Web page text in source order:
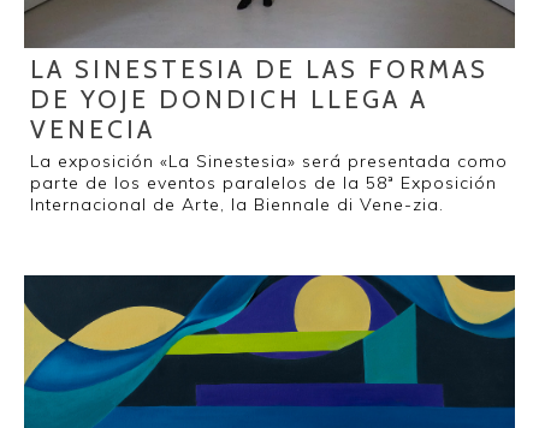
LA SINESTESIA DE LAS FORMAS
DE YOJE DONDICH LLEGA A
VENECIA
La exposición «La Sinestesia» será presentada como
parte de los eventos paralelos de la 58ª Exposición
Internacional de Arte, la Biennale di Vene-zia.